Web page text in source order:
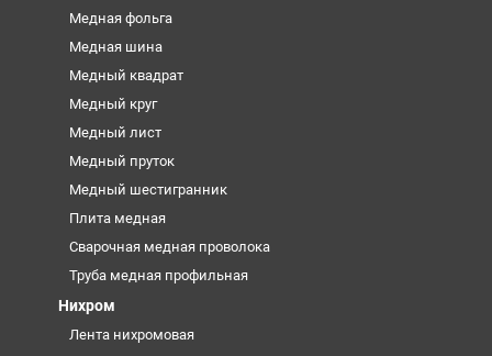
Медная фольга
Медная шина
Медный квадрат
Медный круг
Медный лист
Медный пруток
Медный шестигранник
Плита медная
Сварочная медная проволока
Труба медная профильная
Нихром
Лента нихромовая